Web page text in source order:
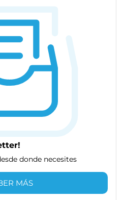
donde necesites
MÁS